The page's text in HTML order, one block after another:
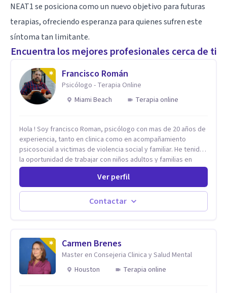
NEAT1 se posiciona como un nuevo objetivo para futuras
terapias, ofreciendo esperanza para quienes sufren este
síntoma tan limitante.
Encuentra los mejores profesionales cerca de ti
Francisco Román
Psicólogo - Terapia Online
Miami Beach
Terapia online
Hola ! Soy francisco Roman, psicólogo con mas de 20 años de
experiencia, tanto en clinica como en acompañamiento
psicosocial a victimas de violencia social y familiar. He tenido
la oportunidad de trabajar con niños adultos y familias en
todos los espacios y esto me ha dado un una variedad de
aprendizajes que ahora pongo a tu disposicion. En la
actualidad puedo atenderte de manera presencial y/o virtual,
de lunes a sabado. el costo de cada sesión lo acordamos en
el primer contacto
Ver perfil
Contactar
Carmen Brenes
Master en Consejeria Clinica y Salud Mental
Houston
Terapia online